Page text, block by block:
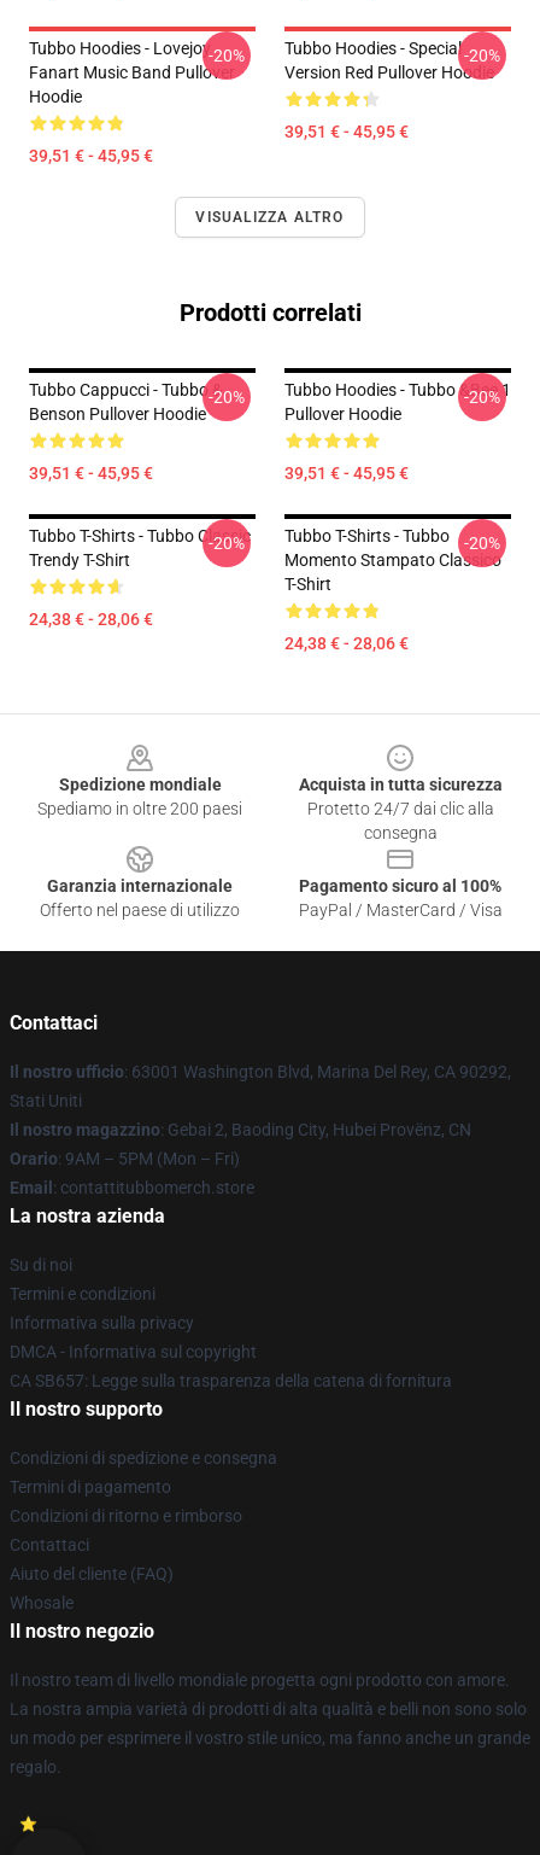
Tubbo Hoodies - Lovejoy
Fanart Music Band Pullover
Hoodie
39,51 € - 45,95 €
-20%
Tubbo Hoodies - Special
Version Red Pullover Hoodie
39,51 € - 45,95 €
-20%
VISUALIZZA ALTRO
Prodotti correlati
Tubbo Cappucci - Tubbo &
Benson Pullover Hoodie
39,51 € - 45,95 €
-20%
Tubbo Hoodies - Tubbo &Bee 1
Pullover Hoodie
39,51 € - 45,95 €
-20%
Tubbo T-Shirts - Tubbo Classic
Trendy T-Shirt
24,38 € - 28,06 €
-20%
Tubbo T-Shirts - Tubbo
Momento Stampato Classico
T-Shirt
24,38 € - 28,06 €
-20%
Spedizione mondiale
Spediamo in oltre 200 paesi
Acquista in tutta sicurezza
Protetto 24/7 dai clic alla
consegna
Garanzia internazionale
Offerto nel paese di utilizzo
Pagamento sicuro al 100%
PayPal / MasterCard / Visa
Contattaci
Il nostro ufficio: 63001 Washington Blvd, Marina Del Rey, CA 90292,
Stati Uniti
Il nostro magazzino: Gebai 2, Baoding City, Hubei Provënz, CN
Orario: 9AM – 5PM (Mon – Fri)
Email : contattitubbomerch.store
La nostra azienda
Su di noi
Termini e condizioni
Informativa sulla privacy
DMCA - Informativa sul copyright
CA SB657: Legge sulla trasparenza della catena di fornitura
Il nostro supporto
Condizioni di spedizione e consegna
Termini di pagamento
Condizioni di ritorno e rimborso
Contattaci
Aiuto del cliente (FAQ)
Whosale
Il nostro negozio
Il nostro team di livello mondiale progetta ogni prodotto con amore.
La nostra ampia varietà di prodotti di alta qualità e belli non sono solo
un modo per esprimere il vostro stile unico, ma fanno anche un grande
regalo.